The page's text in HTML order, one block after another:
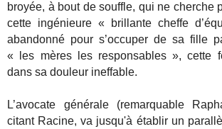
broyée, à bout de souffle, qui ne cherche
cette ingénieure « brillante cheffe
abandonné pour s’occuper de sa fille
« les mères les responsables », cette
dans sa douleur ineffable.
L’avocate générale (remarquable
citant Racine, va jusqu'à établir un